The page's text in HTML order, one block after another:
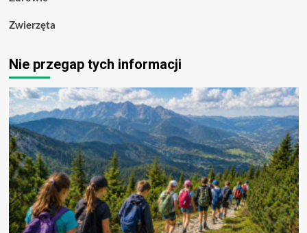
Zwierzęta
Nie przegap tych informacji